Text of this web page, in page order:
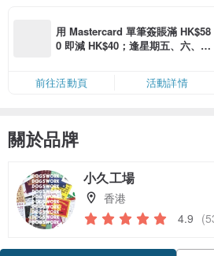
用 Mastercard 單筆簽賬滿 HK$58
0 即減 HK$40；逢星期五、六、日
卡」結帳）
前往活動頁 活動詳情
關於品牌
小久工場
香港
4.9